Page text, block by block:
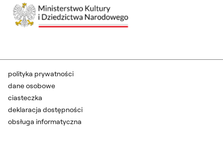
polityka prywatności
dane osobowe
ciasteczka
deklaracja dostępności
obsługa informatyczna